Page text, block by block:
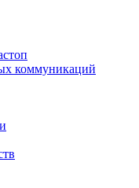
коммуникаций